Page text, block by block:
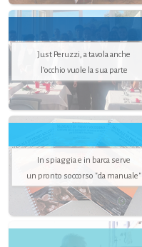
Just Peruzzi, a tavola anche
l’occhio vuole la sua parte
In spiaggia e in barca serve
un pronto soccorso "da manuale"